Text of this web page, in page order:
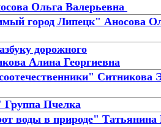
Ольга Валерьевна
город Липецк" Аносова
дорожного
Алина Георгиевна
Ситникова
Пчелка
воды в природе"